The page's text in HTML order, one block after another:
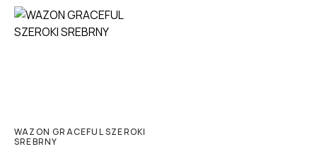
WAZON GRACEFUL SZEROKI
SREBRNY